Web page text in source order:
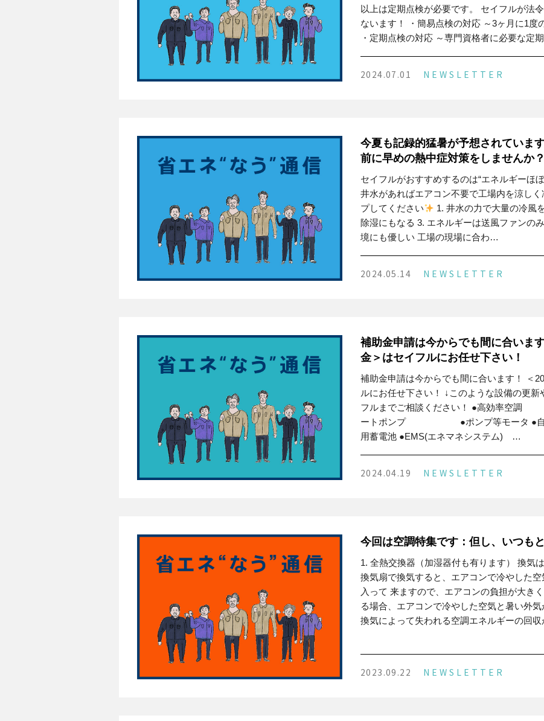
以上は定期点検が必要です。 セイフルが法
ないます！ ・簡易点検の対応 ～3ヶ月に1度
・定期点検の対応 ～専門資格者に必要な定
2024.07.01 NEWSLETTER
今夏も記録的猛暑が予想されていま
前に早めの熱中症対策をしませんか？
セイフルがおすすめするのは“エネルギーほ
井水があればエアコン不要で工場内を涼しく
プしてください
1. 井水の力で大量の冷風
除湿にもなる 3. エネルギーは送風ファンの
境にも優しい 工場の現場に合わ…
2024.05.14 NEWSLETTER
補助金申請は今からでも間に合いま
金＞はセイフルにお任せ下さい！
補助金申請は今からでも間に合います！ ＜
ルにお任せ下さい！ ↓このような設備の更
フルまでご相談ください！ ●高効率
ートポンプ ●ポンプ等モータ ●
用蓄電池 ●EMS(エネマネシステム) …
2024.04.19 NEWSLETTER
今回は空調特集です：但し、いつも
1. 全熱交換器（加湿器付も有ります） 換気
換気扇で換気すると、エアコンで冷やした
入って 来ますので、エアコンの負担が大き
る場合、エアコンで冷やした空気と暑い外気
換気によって失われる空調エネルギーの回
2023.09.22 NEWSLETTER